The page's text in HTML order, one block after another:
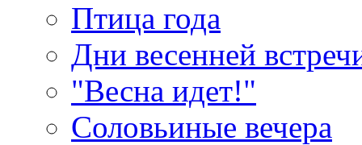
Птица года
Дни весенней
"Весна идет!"
Соловьиные вечера